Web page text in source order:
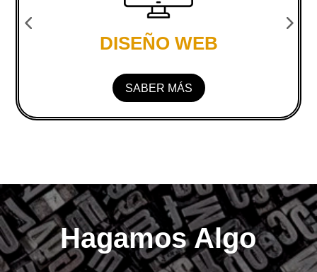
DISEÑO WEB
SABER MÁS
Hagamos Algo